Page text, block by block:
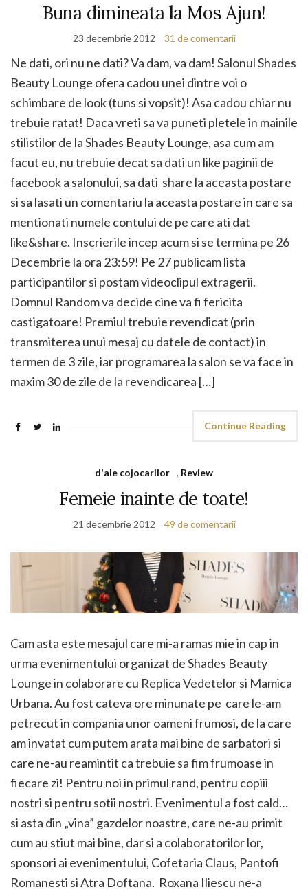
Buna dimineata la Mos Ajun!
23 decembrie 2012 31 de comentarii
Ne dati, ori nu ne dati? Va dam, va dam! Salonul Shades
Beauty Lounge ofera cadou unei dintre voi o
schimbare de look (tuns si vopsit)! Asa cadou chiar nu
trebuie ratat! Daca vreti sa va puneti pletele in mainile
stilistilor de la Shades Beauty Lounge, asa cum am
facut eu, nu trebuie decat sa dati un like paginii de
facebook a salonului, sa dati share la aceasta postare
si sa lasati un comentariu la aceasta postare in care sa
mentionati numele contului de pe care ati dat
like&share. Inscrierile incep acum si se termina pe 26
Decembrie la ora 23:59! Pe 27 publicam lista
participantilor si postam videoclipul extragerii.
Domnul Random va decide cine va fi fericita
castigatoare! Premiul trebuie revendicat (prin
transmiterea unui mesaj cu datele de contact) in
termen de 3 zile, iar programarea la salon se va face in
maxim 30 de zile de la revendicarea […]
Continue Reading
d'ale cojocarilor , Review
Femeie inainte de toate!
21 decembrie 2012 49 de comentarii
Cam asta este mesajul care mi-a ramas mie in cap in
urma evenimentului organizat de Shades Beauty
Lounge in colaborare cu Replica Vedetelor si Mamica
Urbana. Au fost cateva ore minunate pe care le-am
petrecut in compania unor oameni frumosi, de la care
am invatat cum putem arata mai bine de sarbatori si
care ne-au reamintit ca trebuie sa fim frumoase in
fiecare zi! Pentru noi in primul rand, pentru copiii
nostri si pentru sotii nostri. Evenimentul a fost cald…
si asta din „vina” gazdelor noastre, care ne-au primit
cum au stiut mai bine, dar si a colaboratorilor lor,
sponsori ai evenimentului, Cofetaria Claus, Pantofi
Romanesti si Atra Doftana. Roxana Iliescu ne-a